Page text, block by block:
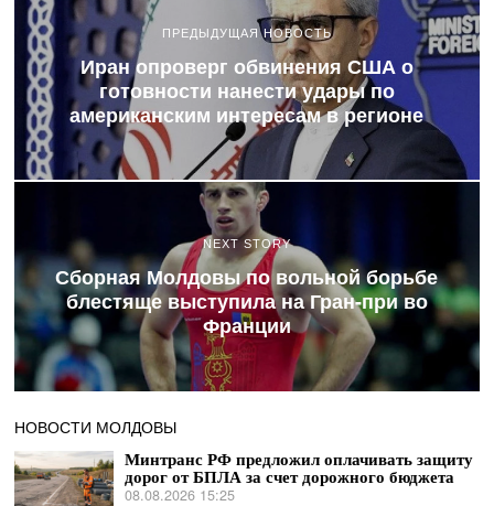
ПРЕДЫДУЩАЯ НОВОСТЬ
Иран опроверг обвинения США о
готовности нанести удары по
американским интересам в регионе
NEXT STORY
Сборная Молдовы по вольной борьбе
блестяще выступила на Гран-при во
Франции
НОВОСТИ МОЛДОВЫ
Минтранс РФ предложил оплачивать защиту
дорог от БПЛА за счет дорожного бюджета
08.08.2026 15:25